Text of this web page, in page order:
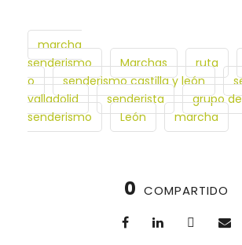
marcha
senderismo
Marchas ruta
o
senderismo castilla y león
valladolid
senderista
grupo de
senderismo
León marcha
0 COMPARTIDO